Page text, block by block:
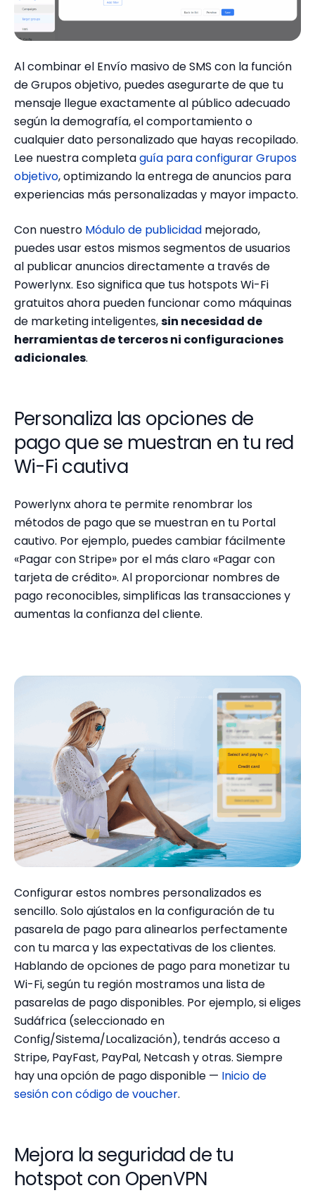
Al combinar el Envío masivo de SMS con la función
de Grupos objetivo, puedes asegurarte de que tu
mensaje llegue exactamente al público adecuado
según la demografía, el comportamiento o
cualquier dato personalizado que hayas recopilado.
Lee nuestra completaguía para configurar Grupos
objetivo, optimizando la entrega de anuncios para
experiencias más personalizadas y mayor impacto.
Con nuestro Módulo de publicidad mejorado,
puedes usar estos mismos segmentos de usuarios
al publicar anuncios directamente a través de
Powerlynx. Eso significa que tus hotspots Wi-Fi
gratuitos ahora pueden funcionar como máquinas
de marketing inteligentes,sin necesidad de
herramientas de terceros ni configuraciones
adicionales.
Personaliza las opciones de
pago que se muestran en tu red
Wi-Fi cautiva
Powerlynx ahora te permite renombrar los
métodos de pago que se muestran en tu Portal
cautivo. Por ejemplo, puedes cambiar fácilmente
«Pagar con Stripe» por el más claro «Pagar con
tarjeta de crédito». Al proporcionar nombres de
pago reconocibles, simplificas las transacciones y
aumentas la confianza del cliente.
Configurar estos nombres personalizados es
sencillo. Solo ajústalos en la configuración de tu
pasarela de pago para alinearlos perfectamente
con tu marca y las expectativas de los clientes.
Hablando de opciones de pago para monetizar tu
Wi-Fi, según tu región mostramos una lista de
pasarelas de pago disponibles. Por ejemplo, si eliges
Sudáfrica (seleccionado en
Config/Sistema/Localización), tendrás acceso a
Stripe, PayFast, PayPal, Netcash y otras. Siempre
hay una opción de pago disponible — Inicio de
sesión con código de voucher.
Mejora la seguridad de tu
hotspot con OpenVPN